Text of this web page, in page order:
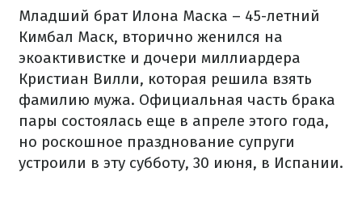
Младший брат Илона Маска – 45-летний
Кимбал Маск, вторично женился на
экоактивистке и дочери миллиардера
Кристиан Вилли, которая решила взять
фамилию мужа. Официальная часть брака
пары состоялась еще в апреле этого года,
но роскошное празднование супруги
устроили в эту субботу, 30 июня, в Испании.